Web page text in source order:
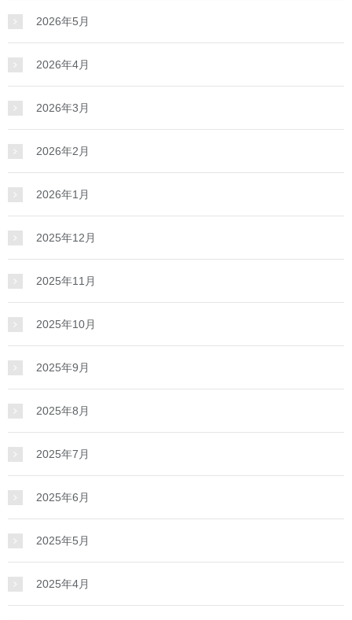
2026年5月
2026年4月
2026年3月
2026年2月
2026年1月
2025年12月
2025年11月
2025年10月
2025年9月
2025年8月
2025年7月
2025年6月
2025年5月
2025年4月